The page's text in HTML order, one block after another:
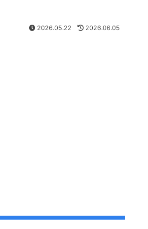
2026.05.22 2026.06.05